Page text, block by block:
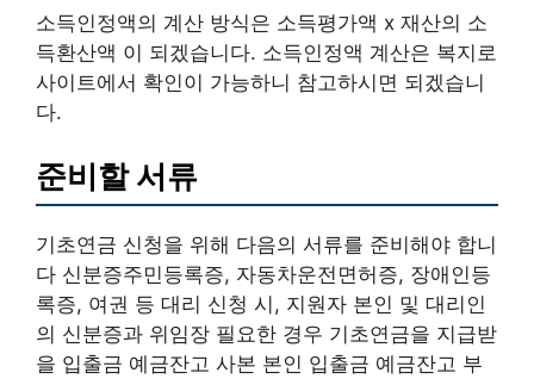
소득인정액의 계산 방식은 소득평가액 x 재산의 소
득환산액 이 되겠습니다. 소득인정액 계산은 복지로
사이트에서 확인이 가능하니 참고하시면 되겠습니
다.
준비할 서류
기초연금 신청을 위해 다음의 서류를 준비해야 합니
다 신분증주민등록증, 자동차운전면허증, 장애인등
록증, 여권 등 대리 신청 시, 지원자 본인 및 대리인
의 신분증과 위임장 필요한 경우 기초연금을 지급받
을 입출금 예금잔고 사본 본인 입출금 예금잔고 부